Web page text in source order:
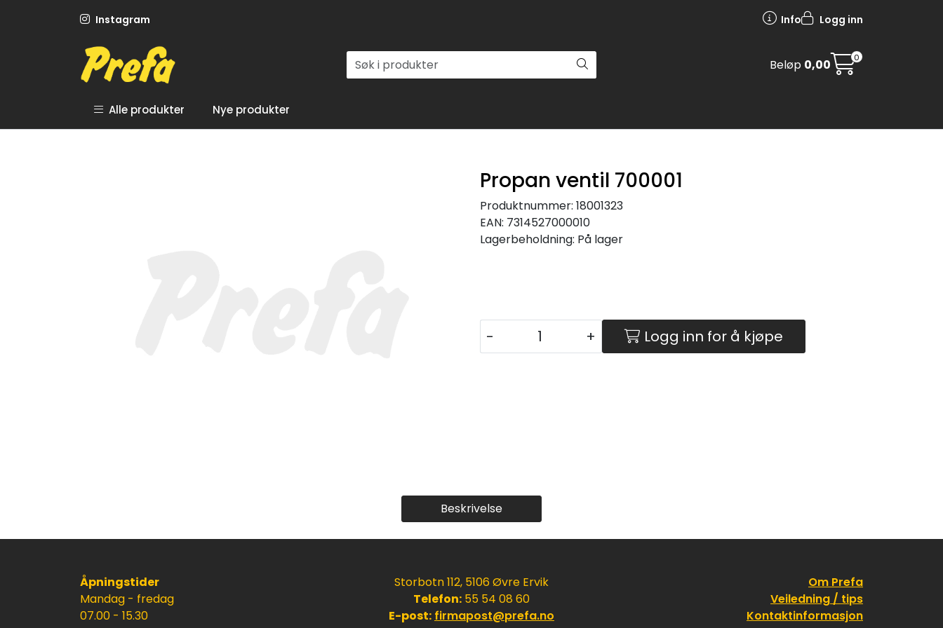
Instagram Info Logg inn
Beløp 0,00 0
Alle produkter Nye produkter
Propan ventil 700001
Produktnummer: 18001323
EAN: 7314527000010
Lagerbeholdning: På lager
- + Logg inn for å kjøpe
Beskrivelse
Åpningstider
Mandag - fredag
07.00 - 15.30
Storbotn 112, 5106 Øvre Ervik
Telefon: 55 54 08 60
E-post: firmapost@prefa.no
Om Prefa
Veiledning / tips
Kontaktinformasjon